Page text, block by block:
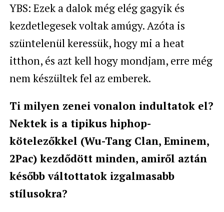
YBS: Ezek a dalok még elég gagyik és
kezdetlegesek voltak amúgy. Azóta is
szüntelenül keressük, hogy mi a heat
itthon, és azt kell hogy mondjam, erre még
nem készültek fel az emberek.
Ti milyen zenei vonalon indultatok el?
Nektek is a tipikus hiphop-
kötelezőkkel (Wu-Tang Clan, Eminem,
2Pac) kezdődött minden, amiről aztán
később váltottatok izgalmasabb
stílusokra?